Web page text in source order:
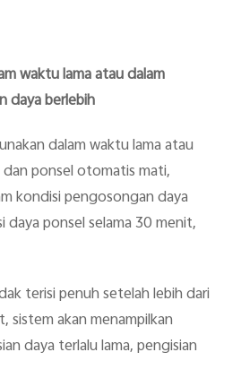
waktu lama atau dalam
daya berlebih
dalam waktu lama atau
ponsel otomatis mati,
kondisi pengosongan daya
daya ponsel selama 30 menit,
terisi penuh setelah lebih dari
akan menampilkan
daya terlalu lama, pengisian